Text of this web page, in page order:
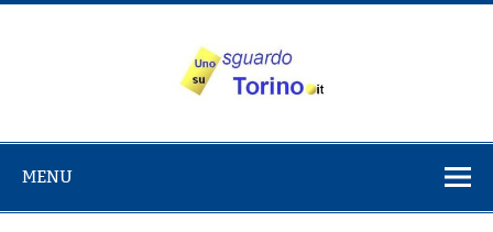
Salta
su Torino
MENU